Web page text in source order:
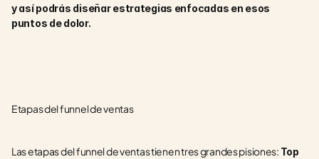
y así podrás diseñar estrategias enfocadas en esos
puntos de dolor.
Etapas del funnel de ventas
Las etapas del funnel de ventas tienen tres grandes pisiones: Top